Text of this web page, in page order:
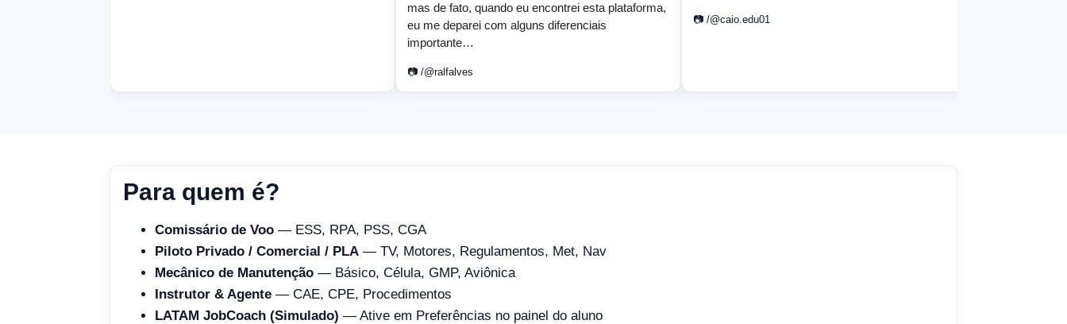
mas de fato, quando eu encontrei esta plataforma,
eu me deparei com alguns diferenciais
importante…
📷 /@ralfalves
📷 /@caio.edu01
Para quem é?
Comissário de Voo — ESS, RPA, PSS, CGA
Piloto Privado / Comercial / PLA — TV, Motores, Regulamentos, Met, Nav
Mecânico de Manutenção — Básico, Célula, GMP, Aviônica
Instrutor & Agente — CAE, CPE, Procedimentos
LATAM JobCoach (Simulado) — Ative em Preferências no painel do aluno